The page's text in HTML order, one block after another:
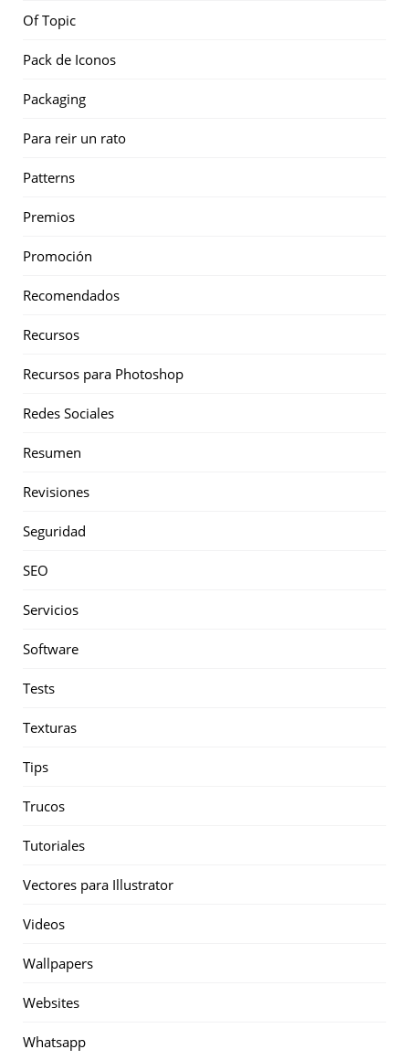
Of Topic
Pack de Iconos
Packaging
Para reir un rato
Patterns
Premios
Promoción
Recomendados
Recursos
Recursos para Photoshop
Redes Sociales
Resumen
Revisiones
Seguridad
SEO
Servicios
Software
Tests
Texturas
Tips
Trucos
Tutoriales
Vectores para Illustrator
Videos
Wallpapers
Websites
Whatsapp